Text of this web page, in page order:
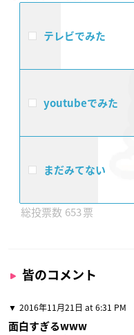
テレビでみた
youtubeでみた
まだみてない
653
皆のコメント
2016年11月21日 at 6:31 PM
面白すぎるwww